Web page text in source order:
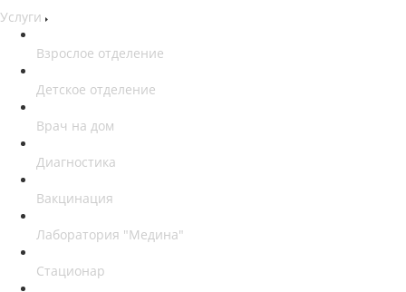
Услуги
Взрослое отделение
Детское отделение
Врач на дом
Диагностика
Вакцинация
Лаборатория "Медина"
Стационар